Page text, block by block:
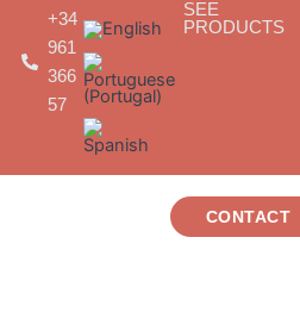
content
+34
961
366
57
SEE
PRODUCTS
CONTACT